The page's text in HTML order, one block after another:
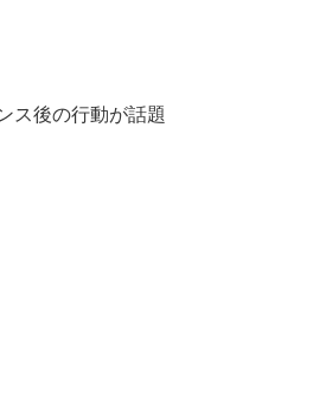
ス後の行動が話題